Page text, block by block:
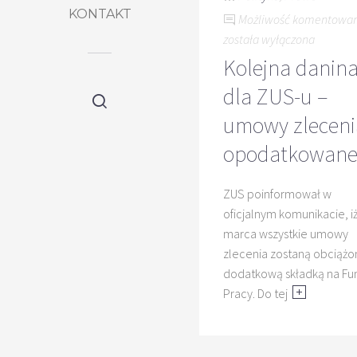
KONTAKT
Możliwość
została wyłączona
Kolejna danina
dla ZUS-u –
umowy
opodatkowane
ZUS poinformował w
oficjalnym komunikacie,
marca wszystkie umowy
zlecenia zostaną
dodatkową składką na
Pracy. Do tej